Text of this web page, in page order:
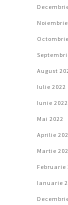
Noiembrie
August
Iulie 2022
Iunie 2022
Mai 2022
Aprilie
Martie
Februarie
Ianuarie